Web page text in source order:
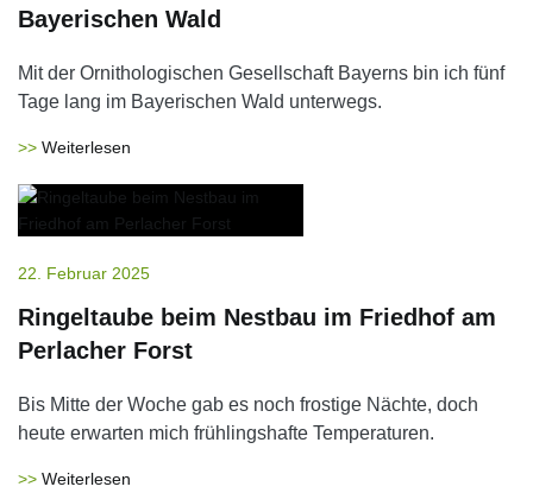
Bayerischen Wald
Mit der Ornithologischen Gesellschaft Bayerns bin ich fünf
Tage lang im Bayerischen Wald unterwegs.
Weiterlesen
22. Februar 2025
Ringeltaube beim Nestbau im Friedhof am
Perlacher Forst
Bis Mitte der Woche gab es noch frostige Nächte, doch
heute erwarten mich frühlingshafte Temperaturen.
Weiterlesen